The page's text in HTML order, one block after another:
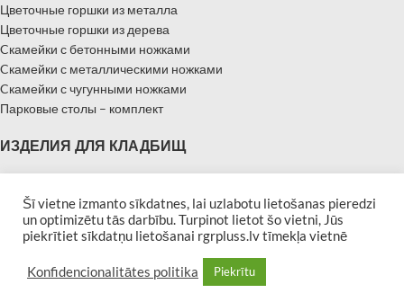
Цветочные горшки из металла
Цветочные горшки из дерева
Cкамейки с бетонными ножками
Cкамейки с металлическими ножками
Cкамейки с чугунными ножками
Парковые столы – комплект
ИЗДЕЛИЯ ДЛЯ КЛАДБИЩ
Памятники – Мемориальные плиты
Бордюры для могил
Скамейки для кладбищ
RGR PLUSS 2019 All rights reserved| Developed by
Šī vietne izmanto sīkdatnes, lai uzlabotu lietošanas pieredzi
un optimizētu tās darbību. Turpinot lietot šo vietni, Jūs
piekrītiet sīkdatņu lietošanai rgrpluss.lv tīmekļa vietnē
Konfidencionalitātes politika Piekrītu